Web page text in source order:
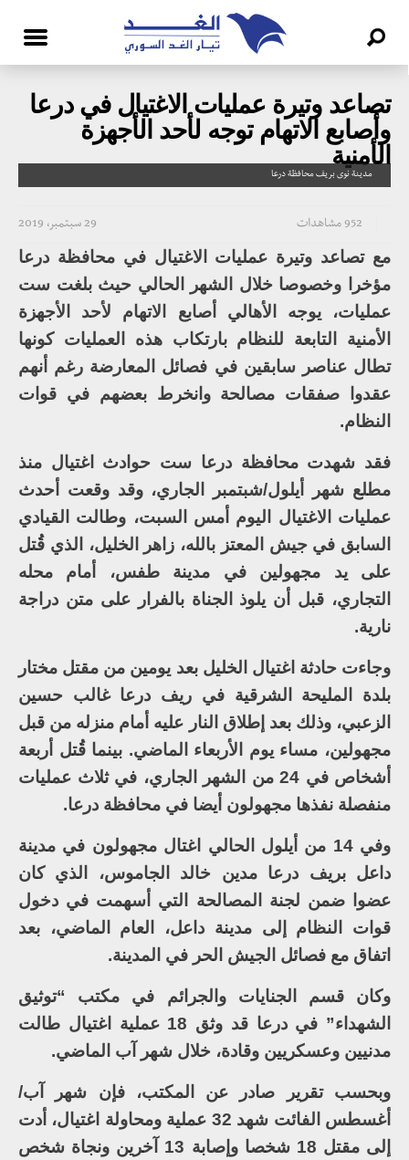
تصاعد وتيرة عمليات الاغتيال في درعا
وأصابع الاتهام توجه لأحد الأجهزة
الأمنية
مدينة نوى بريف محافظة درعا
29 سبتمبر، 2019 952 مشاهدات
مع تصاعد وتيرة عمليات الاغتيال في محافظة درعا
مؤخرا وخصوصا خلال الشهر الحالي حيث بلغت ست
عمليات، يوجه الأهالي أصابع الاتهام لأحد الأجهزة
الأمنية التابعة للنظام بارتكاب هذه العمليات كونها
تطال عناصر سابقين في فصائل المعارضة رغم أنهم
عقدوا صفقات مصالحة وانخرط بعضهم في قوات
النظام.
فقد شهدت محافظة درعا ست حوادث اغتيال منذ
مطلع شهر أيلول/شبتمبر الجاري، وقد وقعت أحدث
عمليات الاغتيال اليوم أمس السبت، وطالت القيادي
السابق في جيش المعتز بالله، زاهر الخليل، الذي قُتل
على يد مجهولين في مدينة طفس، أمام محله
التجاري، قبل أن يلوذ الجناة بالفرار على متن دراجة
نارية.
وجاءت حادثة اغتيال الخليل بعد يومين من مقتل مختار
بلدة المليحة الشرقية في ريف درعا غالب حسين
الزعبي، وذلك بعد إطلاق النار عليه أمام منزله من قبل
مجهولين، مساء يوم الأربعاء الماضي. بينما قُتل أربعة
أشخاص في 24 من الشهر الجاري، في ثلاث عمليات
منفصلة نفذها مجهولون أيضا في محافظة درعا.
وفي 14 من أيلول الحالي اغتال مجهولون في مدينة
داعل بريف درعا مدين خالد الجاموس، الذي كان
عضوا ضمن لجنة المصالحة التي أسهمت في دخول
قوات النظام إلى مدينة داعل، العام الماضي، بعد
اتفاق مع فصائل الجيش الحر في المدينة.
وكان قسم الجنايات والجرائم في مكتب “توثيق
الشهداء” في درعا قد وثق 18 عملية اغتيال طالت
مدنيين وعسكريين وقادة، خلال شهر آب الماضي.
وبحسب تقرير صادر عن المكتب، فإن شهر آب/
أغسطس الفائت شهد 32 عملية ومحاولة اغتيال، أدت
إلى مقتل 18 شخصا وإصابة 13 آخرين ونجاة شخص